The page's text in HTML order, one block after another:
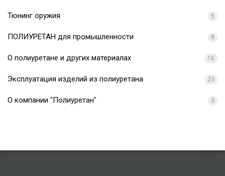
Тюнинг оружия 5
ПОЛИУРЕТАН для промышленности 8
О полиуретане и других материалах 16
Эксплуатация изделий из полиуретана 23
О компании "Полиуретан" 3